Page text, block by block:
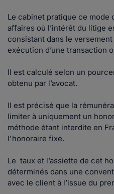
Le cabinet pratique ce mode
affaires où l’intérêt du litige
consistant dans le
exécution d’une transaction
Il est calculé selon un
obtenu par l’avocat.
Il est précisé que la
limiter à uniquement un
méthode étant interdite en
l'honoraire fixe.
Le taux et l’assiette de cet
déterminés dans une
avec le client à l’issue du